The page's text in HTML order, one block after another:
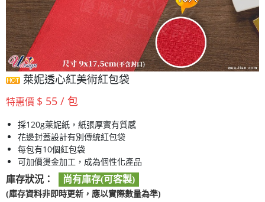
萊妮透心紅美術紅包袋
特惠價 $ 55 / 包
採120g萊妮紙，紙張厚實有質感
花邊封蓋設計有別傳統紅包袋
每包有10個紅包袋
可加價燙金加工，成為個性化產品
庫存狀況： 尚有庫存(可客製)
(庫存資料非即時更新，應以實際數量為準)